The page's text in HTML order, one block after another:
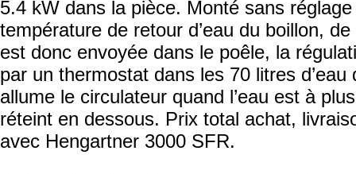
5.4 kW dans la pièce. Monté sans
température de retour d’eau du boillon, de
est donc envoyée dans le poêle, la
par un thermostat dans les 70 litres d’eau
allume le circulateur quand l’eau est à
réteint en dessous. Prix total achat,
avec Hengartner 3000 SFR.